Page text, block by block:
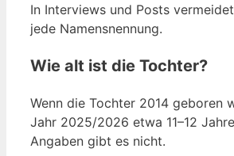
In Interviews und Posts
jede Namensnennung.
Wie alt ist die Tochter?
Wenn die Tochter 2014 geboren
Jahr 2025/2026 etwa 11–12
Angaben gibt es nicht.